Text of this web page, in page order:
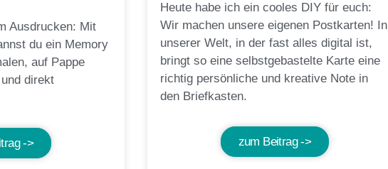
Ausdrucken: Mit
du ein Memory
auf Pappe
direkt
->
Heute habe ich ein cooles DIY für euch:
Wir machen unsere eigenen Postkarten! In
unserer Welt, in der fast alles digital ist,
bringt so eine selbstgebastelte Karte eine
richtig persönliche und kreative Note in
den Briefkasten.
zum Beitrag ->